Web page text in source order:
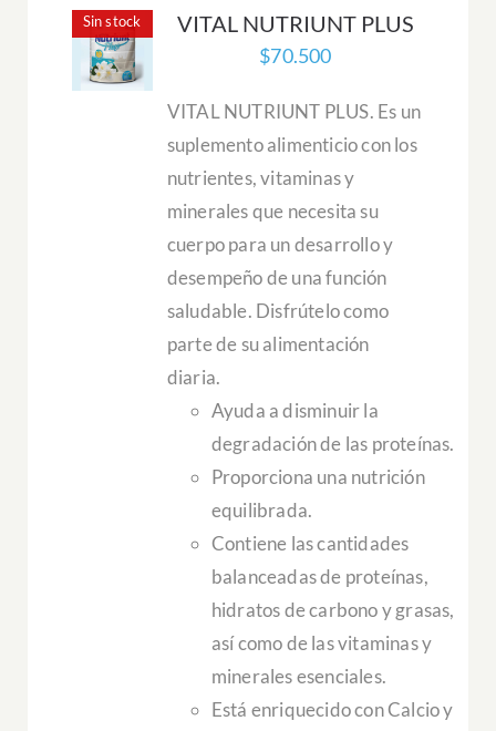
Sin stock VITAL NUTRIUNT PLUS
$70.500
VITAL NUTRIUNT PLUS. Es un
suplemento alimenticio con los
nutrientes, vitaminas y
minerales que necesita su
cuerpo para un desarrollo y
desempeño de una función
saludable. Disfrútelo como
parte de su alimentación
diaria.
Ayuda a disminuir la
degradación de las proteínas.
Proporciona una nutrición
equilibrada.
Contiene las cantidades
balanceadas de proteínas,
hidratos de carbono y grasas,
así como de las vitaminas y
minerales esenciales.
Está enriquecido con Calcio y